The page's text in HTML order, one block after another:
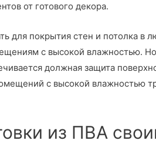
от готового декора.
для покрытия стен и потолка в
с высокой влажностью.
должная защита
с высокой влажностью
из ПВА